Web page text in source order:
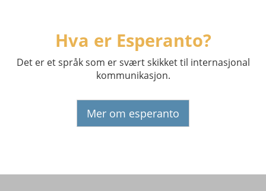
Hva er Esperanto?
Det er et språk som er svært skikket til internasjonal
kommunikasjon.
Mer om esperanto